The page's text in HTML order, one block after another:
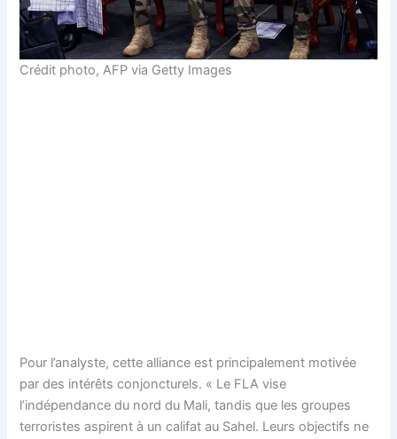
Crédit photo,AFP via Getty Images
Pour l’analyste, cette alliance est principalement motivée
par des intérêts conjoncturels. « Le FLA vise
l’indépendance du nord du Mali, tandis que les groupes
terroristes aspirent à un califat au Sahel. Leurs objectifs ne